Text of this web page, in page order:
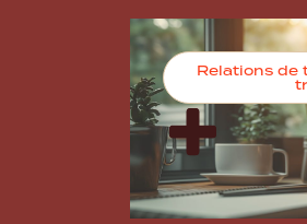
Relations de